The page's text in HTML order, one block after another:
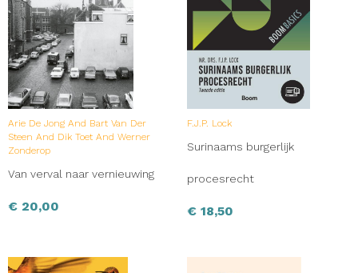
Arie De Jong And Bart Van Der
Steen And Dik Toet And Werner
Zonderop
Van verval naar vernieuwing
€ 20,00
F.J.P. Lock
Surinaams burgerlijk
procesrecht
€ 18,50